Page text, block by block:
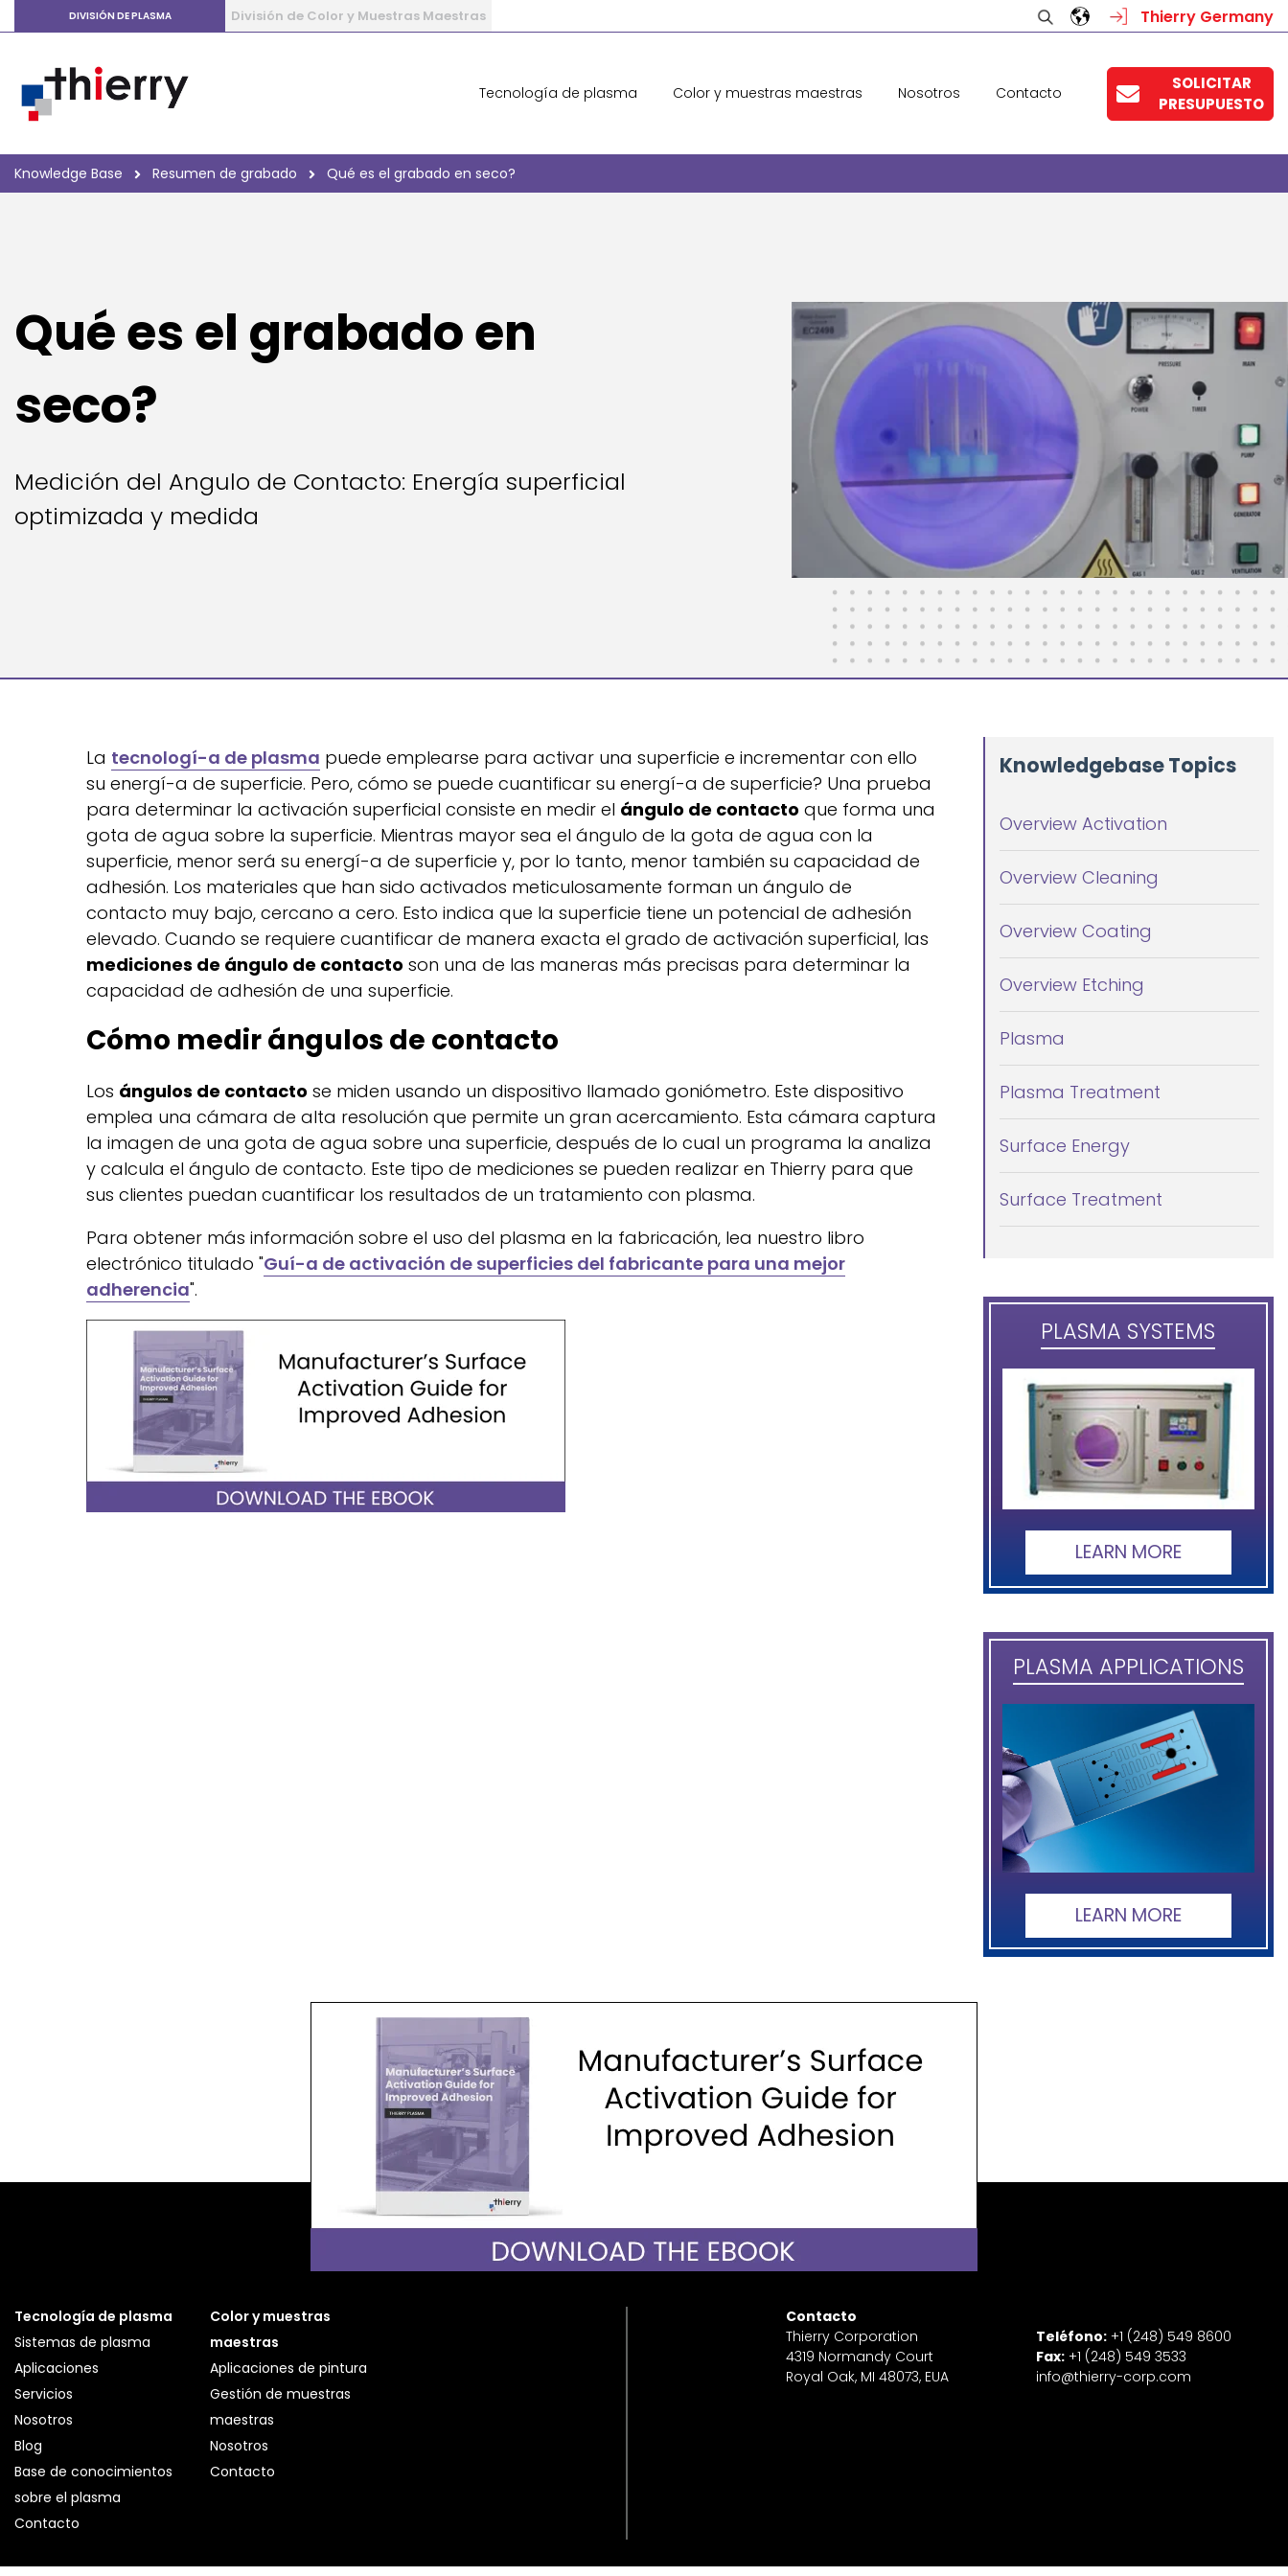
DIVISIÓN DE PLASMA División de Color y Muestras Maestras Thierry Germany
Tecnología de plasma Color y muestras maestras Nosotros Contacto
SOLICITAR
PRESUPUESTO
Knowledge Base Resumen de grabado Qué es el grabado en seco?
Qué es el grabado en
seco?
Medición del Angulo de Contacto: Energía superficial
optimizada y medida
La tecnologí-a de plasma puede emplearse para activar una superficie e incrementar con ello
su energí-a de superficie. Pero, cómo se puede cuantificar su energí-a de superficie? Una prueba
para determinar la activación superficial consiste en medir el ángulo de contacto que forma una
gota de agua sobre la superficie. Mientras mayor sea el ángulo de la gota de agua con la
superficie, menor será su energí-a de superficie y, por lo tanto, menor también su capacidad de
adhesión. Los materiales que han sido activados meticulosamente forman un ángulo de
contacto muy bajo, cercano a cero. Esto indica que la superficie tiene un potencial de adhesión
elevado. Cuando se requiere cuantificar de manera exacta el grado de activación superficial, las
mediciones de ángulo de contacto son una de las maneras más precisas para determinar la
capacidad de adhesión de una superficie.
Cómo medir ángulos de contacto
Los ángulos de contacto se miden usando un dispositivo llamado goniómetro. Este dispositivo
emplea una cámara de alta resolución que permite un gran acercamiento. Esta cámara captura
la imagen de una gota de agua sobre una superficie, después de lo cual un programa la analiza
y calcula el ángulo de contacto. Este tipo de mediciones se pueden realizar en Thierry para que
sus clientes puedan cuantificar los resultados de un tratamiento con plasma.
Para obtener más información sobre el uso del plasma en la fabricación, lea nuestro libro
electrónico titulado "Guí-a de activación de superficies del fabricante para una mejor
adherencia".
Knowledgebase Topics
Overview Activation
Overview Cleaning
Overview Coating
Overview Etching
Plasma
Plasma Treatment
Surface Energy
Surface Treatment
PLASMA SYSTEMS
LEARN MORE
PLASMA APPLICATIONS
LEARN MORE
Tecnología de plasma
Sistemas de plasma
Aplicaciones
Servicios
Nosotros
Blog
Base de conocimientos
sobre el plasma
Contacto
Color y muestras
maestras
Aplicaciones de pintura
Gestión de muestras
maestras
Nosotros
Contacto
Contacto
Thierry Corporation
4319 Normandy Court
Royal Oak, MI 48073, EUA
Teléfono: +1 (248) 549 8600
Fax: +1 (248) 549 3533
info@thierry-corp.com